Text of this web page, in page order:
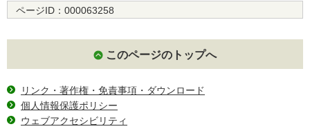
ページID： 000063258
このページのトップへ
リンク・著作権・免責事項・ダウンロード
個人情報保護ポリシー
ウェブアクセシビリティ